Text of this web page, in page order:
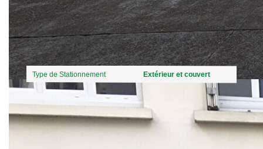
Autres
Type de Stationnement Extérieur et couvert